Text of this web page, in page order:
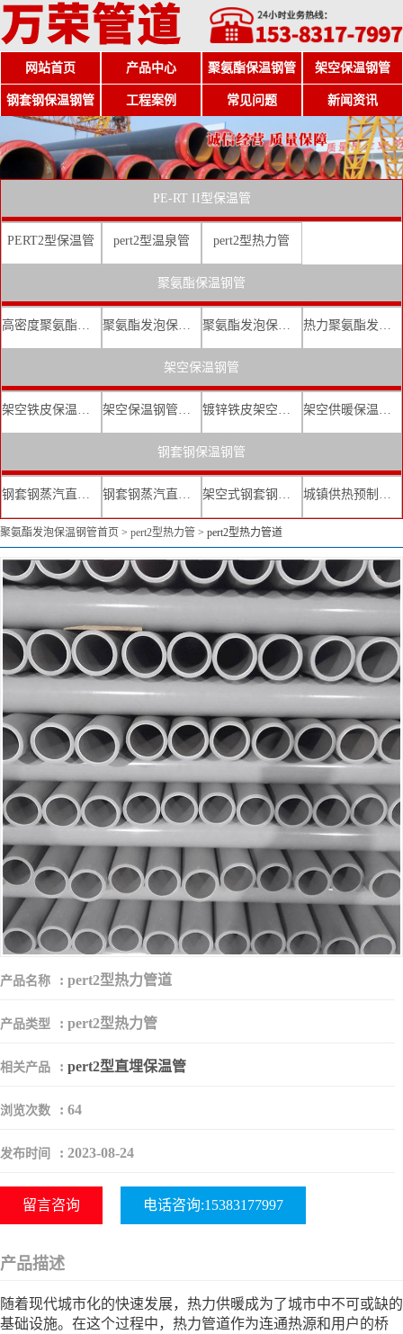
网站首页 产品中心 聚氨酯保温钢管 架空保温钢管
钢套钢保温钢管 工程案例 常见问题 新闻资讯
PE-RT II型保温管
PERT2型保温管 pert2型温泉管 pert2型热力管
聚氨酯保温钢管
高密度聚氨酯发泡保温钢管 聚氨酯发泡保温钢管厂家 聚氨酯发泡保温钢管价格 热力聚氨酯发泡直埋保温钢管
架空保温钢管
架空铁皮保温钢管 架空保温钢管厂家 镀锌铁皮架空保温管 架空供暖保温钢管
钢套钢保温钢管
钢套钢蒸汽直埋复合保温管 钢套钢蒸汽直埋保温管厂家 架空式钢套钢保温管 城镇供热预制直埋蒸汽保温管
聚氨酯发泡保温钢管首页 > pert2型热力管 > pert2型热力管道
产品名称 : pert2型热力管道
产品类型 : pert2型热力管
相关产品 : pert2型直埋保温管
浏览次数 : 64
发布时间 : 2023-08-24
留言咨询 电话咨询:15383177997
产品描述
随着现代城市化的快速发展，热力供暖成为了城市中不可或缺的
基础设施。在这个过程中，热力管道作为连通热源和用户的桥